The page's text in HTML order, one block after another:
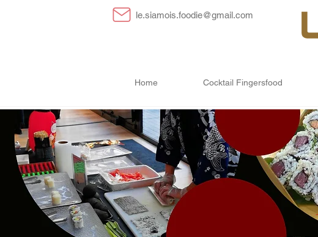
le.siamois.foodie@gmail.com
Home Cocktail Fingersfood